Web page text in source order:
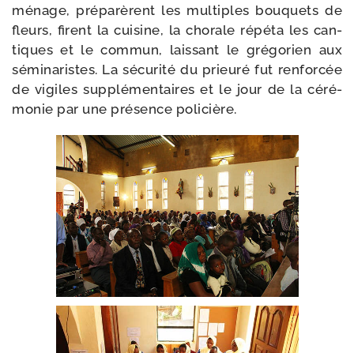
ménage, pré­pa­rèrent les mul­tiples bou­quets de
fleurs, firent la cui­sine, la cho­rale répé­ta les can­
tiques et le com­mun, lais­sant le gré­go­rien aux
sémi­na­ristes. La sécu­ri­té du prieu­ré fut ren­for­cée
de vigiles sup­plé­men­taires et le jour de la céré­
mo­nie par une pré­sence policière.